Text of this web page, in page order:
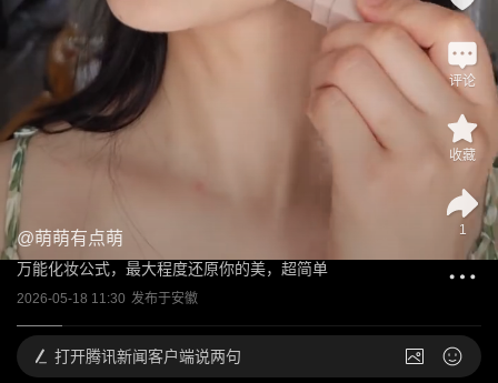
@萌萌有点萌
万能化妆公式，最大程度还原你的美，超简单
2026-05-18 11:30 发布于安徽
评论
收藏
1
打开腾讯新闻客户端说两句